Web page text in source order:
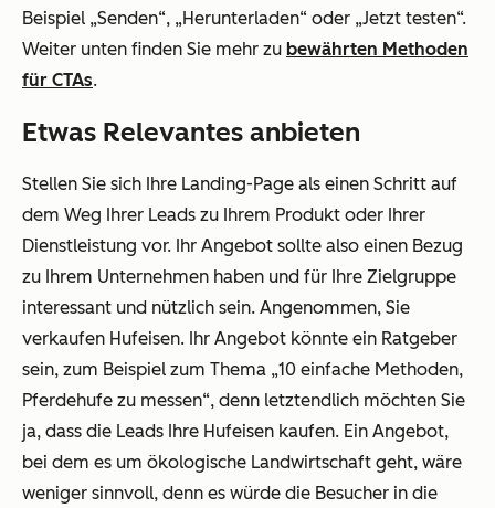
Beispiel „Senden“, „Herunterladen“ oder „Jetzt testen“.
Weiter unten finden Sie mehr zu bewährten Methoden
für CTAs.
Etwas Relevantes anbieten
Stellen Sie sich Ihre Landing-Page als einen Schritt auf
dem Weg Ihrer Leads zu Ihrem Produkt oder Ihrer
Dienstleistung vor. Ihr Angebot sollte also einen Bezug
zu Ihrem Unternehmen haben und für Ihre Zielgruppe
interessant und nützlich sein. Angenommen, Sie
verkaufen Hufeisen. Ihr Angebot könnte ein Ratgeber
sein, zum Beispiel zum Thema „10 einfache Methoden,
Pferdehufe zu messen“, denn letztendlich möchten Sie
ja, dass die Leads Ihre Hufeisen kaufen. Ein Angebot,
bei dem es um ökologische Landwirtschaft geht, wäre
weniger sinnvoll, denn es würde die Besucher in die